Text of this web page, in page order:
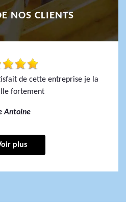
NOS CLIENTS
de cette entreprise je la
fortement
Antoine
plus